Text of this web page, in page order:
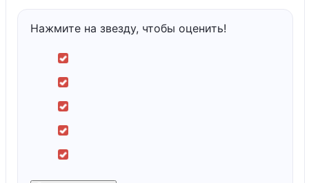
Нажмите на звезду, чтобы оценить!